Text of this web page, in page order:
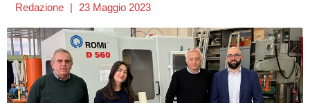
Redazione 23 Maggio 2023